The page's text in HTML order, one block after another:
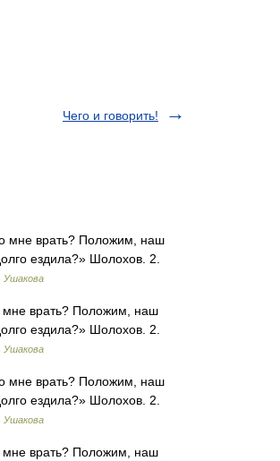
Чего и говорить!
мне врать? Положим, наш
ездила?» Шолохов. 2.
Ушакова
мне врать? Положим, наш
ездила?» Шолохов. 2.
Ушакова
мне врать? Положим, наш
ездила?» Шолохов. 2.
Ушакова
мне врать? Положим, наш